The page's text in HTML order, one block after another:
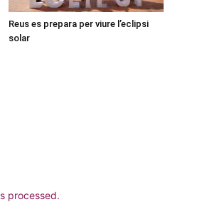
Reus es prepara per viure l’eclipsi
solar
processed.